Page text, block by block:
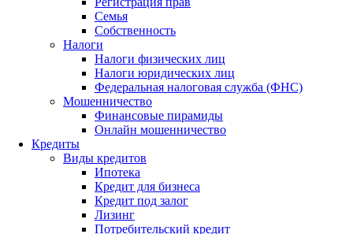
Семья
Собственность
Налоги
Налоги физических лиц
Налоги юридических лиц
Федеральная налоговая служба (ФНС)
Мошенничество
Финансовые пирамиды
Онлайн мошенничество
Кредиты
Виды кредитов
Ипотека
Кредит для бизнеса
Кредит под залог
Лизинг
Потребительский кредит